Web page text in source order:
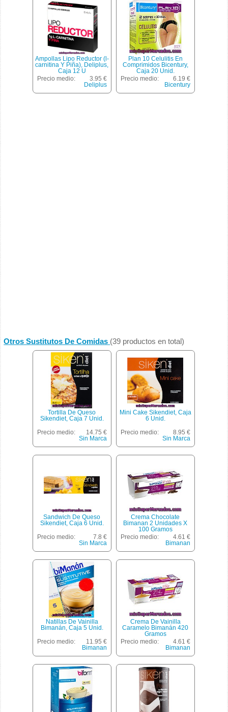
Ampollas Lipo Reductor (l-
carnitina Y Piña), Deliplus,
Caja 12 U
Precio medio:
3.95 €
Deliplus
Plan 10 Celulitis En
Comprimidos Bicentury,
Caja 20 Unid.
Precio medio:
6.19 €
Bicentury
Otros Sustitutos De Comidas (39 productos en total)
Tortilla De Queso
Sikendiet, Caja 7 Unid.
Precio medio:
14.75 €
Sin Marca
Mini Cake Sikendiet, Caja
6 Unid.
Precio medio:
8.95 €
Sin Marca
Sandwich De Queso
Sikendiet, Caja 6 Unid.
Precio medio:
7.8 €
Sin Marca
Crema Chocolate
Bimanan 2 Unidades X
100 Gramos
Precio medio:
4.61 €
Bimanan
Natillas De Vainilla
Bimanán, Caja 5 Unid.
Precio medio:
11.95 €
Bimanan
Crema De Vainilla
Caramelo Bimanán 420
Gramos
Precio medio:
4.61 €
Bimanan